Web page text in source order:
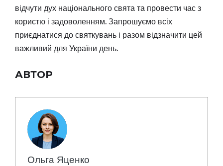
відчути дух національного свята та провести час з
користю і задоволенням. Запрошуємо всіх
приєднатися до святкувань і разом відзначити цей
важливий для України день.
АВТОР
Ольга Яценко